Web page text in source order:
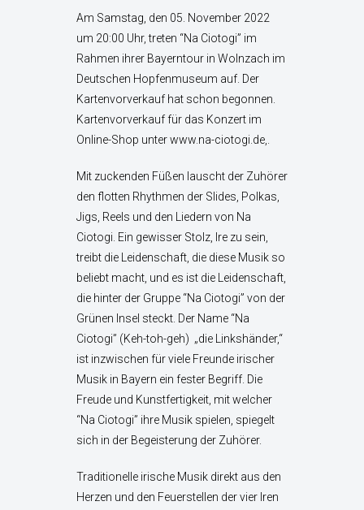
Am Samstag, den 05. November 2022
um 20:00 Uhr, treten “Na Ciotogi” im
Rahmen ihrer Bayerntour in Wolnzach im
Deutschen Hopfenmuseum auf. Der
Kartenvorverkauf hat schon begonnen.
Kartenvorverkauf für das Konzert im
Online-Shop unter www.na-ciotogi.de,.
Mit zuckenden Füßen lauscht der Zuhörer
den flotten Rhythmen der Slides, Polkas,
Jigs, Reels und den Liedern von Na
Ciotogi. Ein gewisser Stolz, Ire zu sein,
treibt die Leidenschaft, die diese Musik so
beliebt macht, und es ist die Leidenschaft,
die hinter der Gruppe “Na Ciotogi” von der
Grünen Insel steckt. Der Name “Na
Ciotogi” (Keh-toh-geh) „die Linkshänder,“
ist inzwischen für viele Freunde irischer
Musik in Bayern ein fester Begriff. Die
Freude und Kunstfertigkeit, mit welcher
“Na Ciotogi” ihre Musik spielen, spiegelt
sich in der Begeisterung der Zuhörer.
Traditionelle irische Musik direkt aus den
Herzen und den Feuerstellen der vier Iren